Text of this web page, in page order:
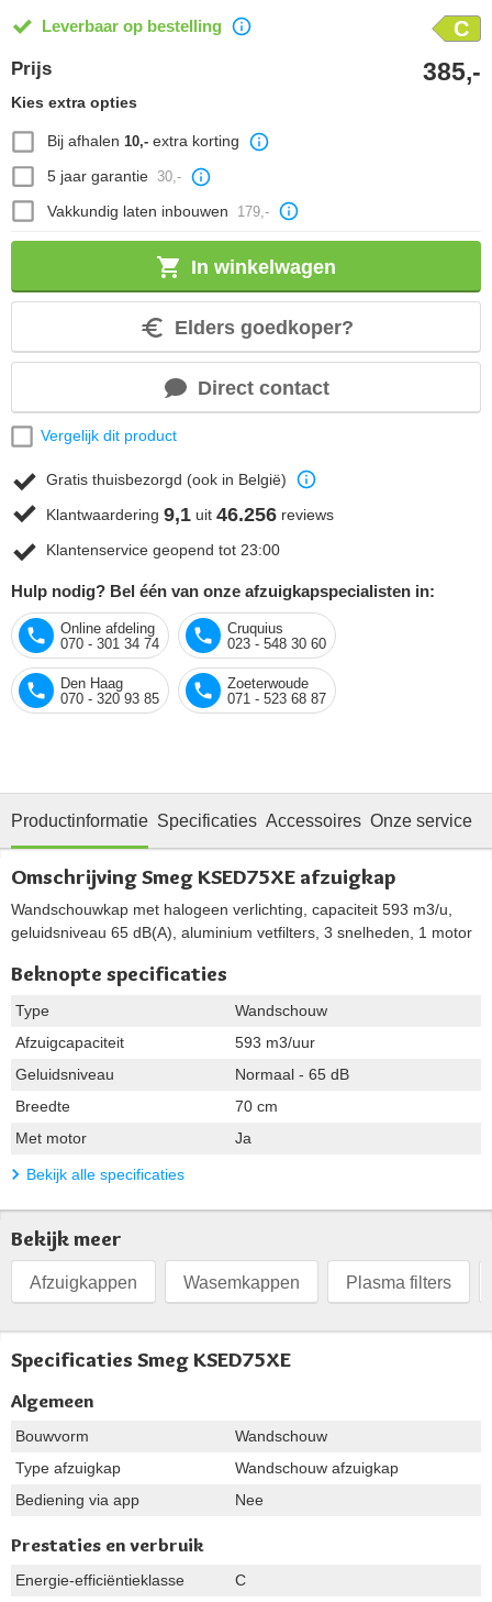
Leverbaar op bestelling C
Prijs 385,-
Kies extra opties
Bij afhalen 10,-extra korting
5 jaar garantie
30,-
Vakkundig laten inbouwen 179,-
In winkelwagen
Elders goedkoper?
Direct contact
Vergelijk dit product
Gratis thuisbezorgd (ook in België)
Klantwaardering 9,1 uit 46.256 reviews
Klantenservice geopend tot 23:00
Hulp nodig? Bel één van onze afzuigkapspecialisten in:
Online afdeling
070 - 301 34 74
Cruquius
023 - 548 30 60
Den Haag
070 - 320 93 85
Zoeterwoude
071 - 523 68 87
Productinformatie Specificaties Accessoires Onze service
Omschrijving Smeg KSED75XE afzuigkap
Wandschouwkap met halogeen verlichting, capaciteit 593 m3/u,
geluidsniveau 65 dB(A), aluminium vetfilters, 3 snelheden, 1 motor
Beknopte specificaties
Type
Wandschouw
Afzuigcapaciteit
593 m3/uur
Geluidsniveau
Normaal - 65 dB
Breedte
70 cm
Met motor
Ja
Bekijk alle specificaties
Bekijk meer
Afzuigkappen Wasemkappen Plasma filters
Specificaties Smeg KSED75XE
Algemeen
Bouwvorm
Wandschouw
Type afzuigkap
Wandschouw afzuigkap
Bediening via app
Nee
Prestaties en verbruik
Energie-efficiëntieklasse
C